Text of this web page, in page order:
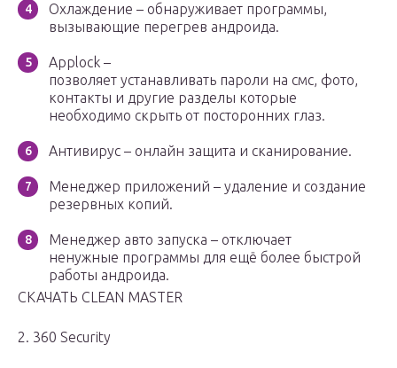
Охлаждение – обнаруживает программы,
вызывающие перегрев андроида.
Applock –
позволяет устанавливать пароли на смс, фото,
контакты и другие разделы которые
необходимо скрыть от посторонних глаз.
Антивирус – онлайн защита и сканирование.
Менеджер приложений – удаление и создание
резервных копий.
Менеджер авто запуска – отключает
ненужные программы для ещё более быстрой
работы андроида.
СКАЧАТЬ CLEAN MASTER
2. 360 Security